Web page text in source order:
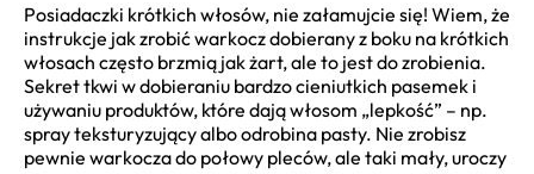
Posiadaczki krótkich włosów, nie załamujcie się! Wiem, że
instrukcje jak zrobić warkocz dobierany z boku na krótkich
włosach często brzmią jak żart, ale to jest do zrobienia.
Sekret tkwi w dobieraniu bardzo cieniutkich pasemek i
używaniu produktów, które dają włosom „lepkość” – np.
spray teksturyzujący albo odrobina pasty. Nie zrobisz
pewnie warkocza do połowy pleców, ale taki mały, uroczy